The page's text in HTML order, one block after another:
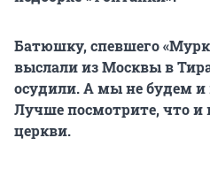
Батюшку, спевшего
выслали из Москвы в
осудили. А мы не будем и
Лучше посмотрите, что и
церкви.